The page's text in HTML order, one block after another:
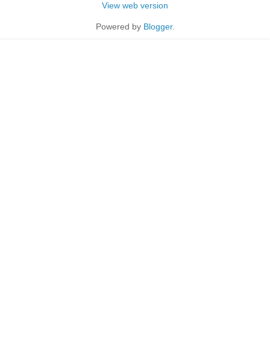
View web version
Powered by Blogger.